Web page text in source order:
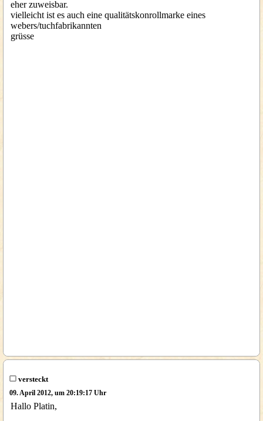
eher zuweisbar.
vielleicht ist es auch eine qualitätskonrollmarke eines
webers/tuchfabrikannten
grüsse
versteckt
09. April 2012, um 20:19:17 Uhr
Hallo Platin,